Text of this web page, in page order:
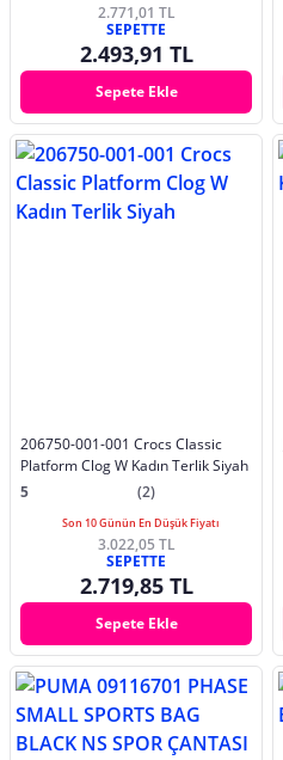
2.771,01 TL
SEPETTE
2.493,91 TL
Sepete Ekle
206750-001-001 Crocs Classic
Platform Clog W Kadın Terlik Siyah
5
(2)
Son 10 Günün En Düşük Fiyatı
3.022,05 TL
SEPETTE
2.719,85 TL
Sepete Ekle